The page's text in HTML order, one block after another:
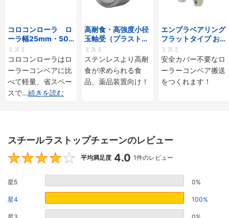
コロコンローラ ロ
ーラ幅25mm・50
mmタイプ
ミスミ
コロコンローラはロ
ーラーコンベアに比
べて軽量、省スペー
スで...続きを読む
高耐食・高強度小径
玉軸受（プラストロ
ベアリング）
ミスミ
ステンレスより高耐
食が求められる食
品、薬品装置向け！
エンプラベアリング
フラットタイプ おね
じ付
ミスミ
安全カバー不要なロ
ーラーコンベア搬送
をつくれます！
スチールラストップチェーンのレビュー
4
平均満足度 4.0 1件のレビュー
星5 0%
星4 100%